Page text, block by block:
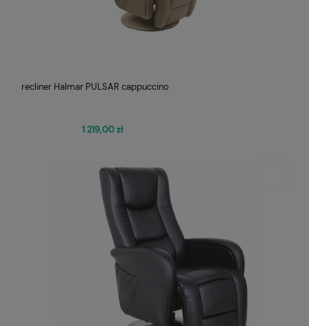
recliner Halmar PULSAR cappuccino
1 219,00 zł